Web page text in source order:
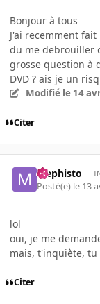
Bonjour à tous
J'ai recemment
du me debrouiller
grosse question à
DVD ? ais je un
Modifié le 14
Citer
Mephisto
Posté(e) le 13
lol
oui, je me
mais, t'inquiète, tu
Citer